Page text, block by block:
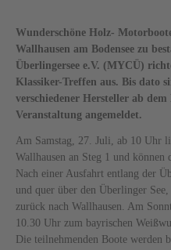
Wunderschöne Holz-
Wallhausen am Bodensee zu
Überlingersee e.V. (MYCÜ)
Klassiker-Treffen aus. Bis dato
verschiedener Hersteller ab
Veranstaltung angemeldet.
Am Samstag, 27. Juli, ab 10 Uhr
Wallhausen an Steg 1 und
Nach einer Ausfahrt entlang der
und quer über den Überlinger
zurück nach Wallhausen. Am
10.30 Uhr zum bayrischen
Die teilnehmenden Boote werden